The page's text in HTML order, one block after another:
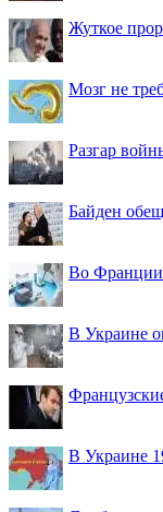
Жуткое
Мозг не
Разгар
Байден
Во Франции
В Украине
В Украине